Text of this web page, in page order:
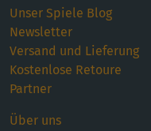
Unser Spiele Blog
Newsletter
Versand und Lieferung
Kostenlose Retoure
Partner
Über uns